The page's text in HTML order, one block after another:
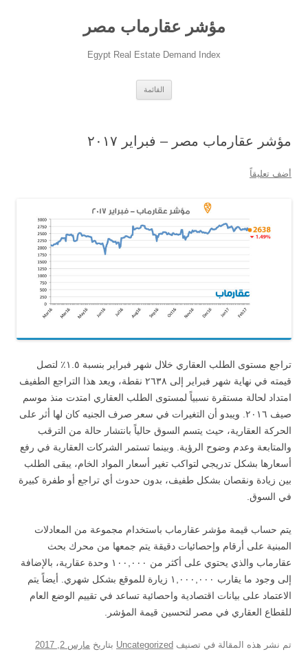
مؤشر عقارماب مصر
Egypt Real Estate Demand Index
القائمة
مؤشر عقارماب مصر – فبراير ٢٠١٧
أضف تعليقاً
تراجع مستوى الطلب العقاري خلال شهر فبراير بنسبة ١.٥٪ لتصل
قيمته في نهاية شهر فبراير إلى ٢٦٣٨ نقطة، ويعد هذا التراجع الطفيف
امتداد لحالة مستقرة نسبياً لمستوى الطلب العقاري امتدت منذ موسم
صيف ٢٠١٦. ويبدو أن التغيرات في سعر صرف الجنيه كان لها أثر على
الحركة العقارية، حيث يتسم السوق حالياً بانتشار حالة من الترقب
والمتابعة وعدم وضوح الرؤية. وبينما تستمر الشركات العقارية في رفع
أسعارها بشكل تدريجي لتواكب تغير أسعار المواد الخام، يبقى الطلب
بين زيادة ونقصان بشكل طفيف، بدون حدوث أي تراجع أو طفرة كبيرة
في السوق.
يتم حساب قيمة مؤشر عقارماب باستخدام مجموعة من المعادلات
المبنية على أرقام وإحصائيات دقيقة يتم جمعها من محرك بحث
عقارماب والذي يحتوي على أكثر من ١٠٠,٠٠٠ وحدة عقارية، بالإضافة
إلى وجود ما يقارب ١,٠٠٠,٠٠٠ زيارة للموقع بشكل شهري. أيضاً يتم
الاعتماد على بيانات اقتصادية واحصائية تساعد في تقييم الوضع العام
للقطاع العقاري في مصر لتحسين قيمة المؤشر.
تم نشر هذه المقالة في تصنيف Uncategorized بتاريخ مارس 2, 2017